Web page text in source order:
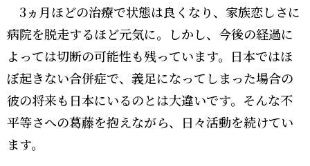
3ヵ月ほどの治療で状態は良くなり、家族恋しさに
病院を脱走するほど元気に。しかし、今後の経過に
よっては切断の可能性も残っています。日本ではほ
ぼ起きない合併症で、義足になってしまった場合の
彼の将来も日本にいるのとは大違いです。そんな不
平等さへの葛藤を抱えながら、日々活動を続けてい
ます。